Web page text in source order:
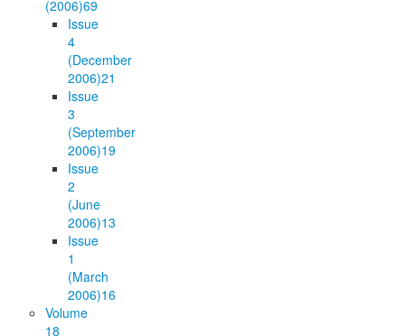
(2006)69
Issue
4
(December
2006)21
Issue
3
(September
2006)19
Issue
2
(June
2006)13
Issue
1
(March
2006)16
Volume
18